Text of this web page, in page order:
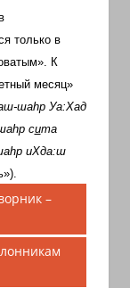
только в
К
месяц»
шаhр Уа:Хад
hр сита
hр иХда:ш
–